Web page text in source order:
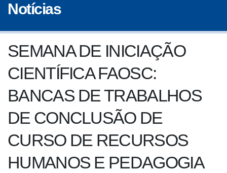
Notícias
SEMANA DE INICIAÇÃO
CIENTÍFICA FAOSC:
BANCAS DE TRABALHOS
DE CONCLUSÃO DE
CURSO DE RECURSOS
HUMANOS E PEDAGOGIA